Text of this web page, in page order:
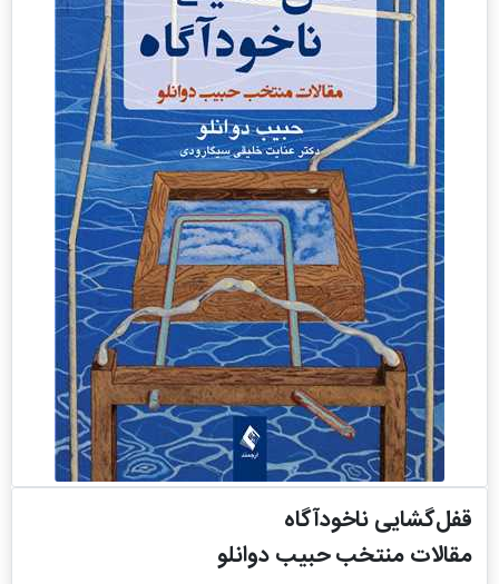
قفل‌گشایی ناخودآگاه
مقالات منتخب حبیب دوانلو